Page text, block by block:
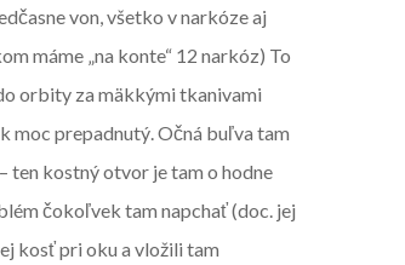
von, všetko v narkóze aj
máme „na konte“ 12 narkóz) To
orbity za mäkkými tkanivami
moc prepadnutý. Očná buľva tam
ten kostný otvor je tam o hodne
čokoľvek tam napchať (doc. jej
kosť pri oku a vložili tam